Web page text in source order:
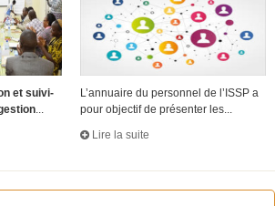
et suivi-
...
L’annuaire du personnel de l’ISSP a
pour objectif de présenter les...
Lire la suite